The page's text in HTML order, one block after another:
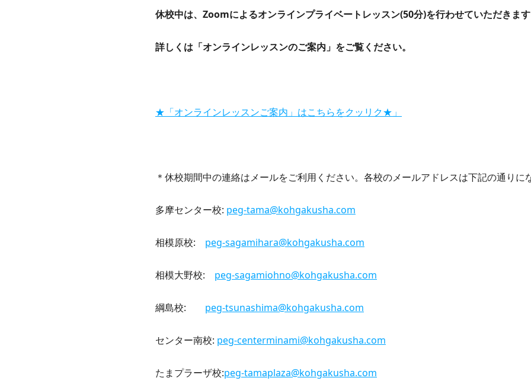
休校中は、Zoomによるオンラインプライベートレッスン(50分)を行わせていただきます
詳しくは「オンラインレッスンのご案内」をご覧ください。
★「オンラインレッスンご案内」はこちらをクッリク★」
＊休校期間中の連絡はメールをご利用ください。各校のメールアドレスは下記の通りに
多摩センター校: peg-tama@kohgakusha.com
相模原校: peg-sagamihara@kohgakusha.com
相模大野校: peg-sagamiohno@kohgakusha.com
綱島校: peg-tsunashima@kohgakusha.com
センター南校: peg-centerminami@kohgakusha.com
たまプラーザ校:peg-tamaplaza@kohgakusha.com